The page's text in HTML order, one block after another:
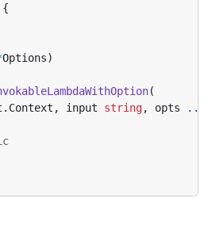
{
Options)
(
. Context , input string, opts ...